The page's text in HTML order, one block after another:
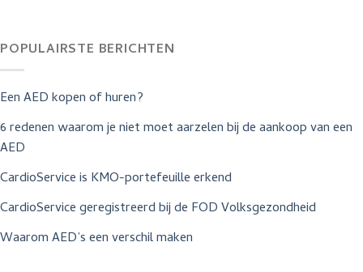
POPULAIRSTE BERICHTEN
Een AED kopen of huren?
6 redenen waarom je niet moet aarzelen bij de aankoop van een
AED
CardioService is KMO-portefeuille erkend
CardioService geregistreerd bij de FOD Volksgezondheid
Waarom AED’s een verschil maken